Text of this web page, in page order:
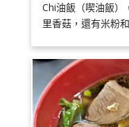
Chi油飯（喫油飯）
里香菇，還有米粉